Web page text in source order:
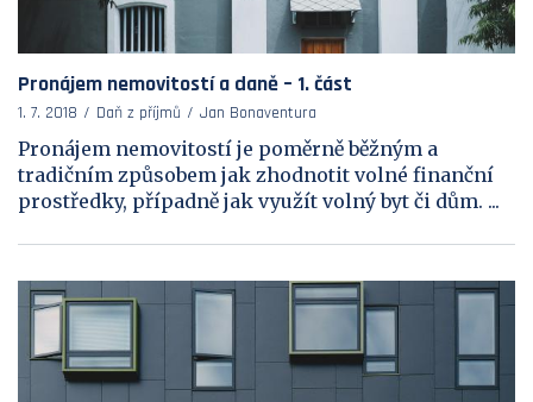
Pronájem nemovitostí a daně – 1. část
1. 7. 2018 Daň z příjmů Jan Bonaventura
Pronájem nemovitostí je poměrně běžným a
tradičním způsobem jak zhodnotit volné finanční
prostředky, případně jak využít volný byt či dům. ...